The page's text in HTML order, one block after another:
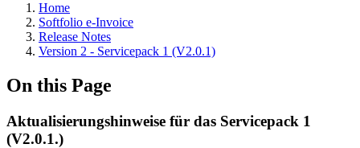
Home
Softfolio e-Invoice
Release Notes
Version 2 - Servicepack 1 (V2.0.1)
On this Page
Aktualisierungshinweise für das Servicepack 1
(V2.0.1.)